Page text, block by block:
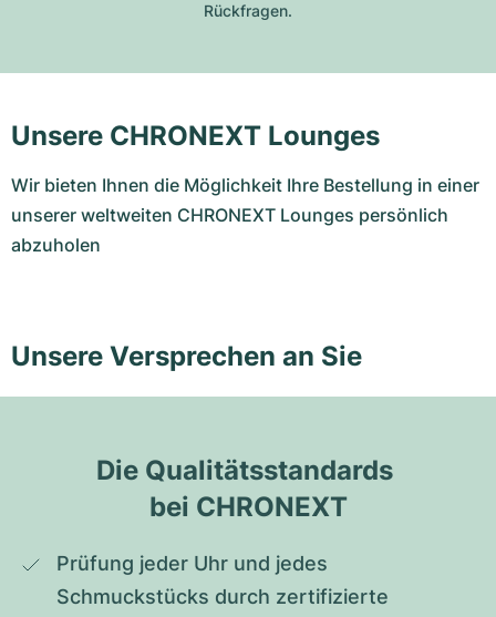
Rückfragen.
Unsere CHRONEXT Lounges
Wir bieten Ihnen die Möglichkeit Ihre Bestellung in einer
unserer weltweiten CHRONEXT Lounges persönlich
abzuholen
Unsere Versprechen an Sie
Die Qualitätsstandards
bei CHRONEXT
Prüfung jeder Uhr und jedes
Schmuckstücks durch zertifizierte